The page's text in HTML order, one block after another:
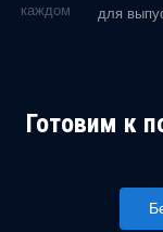
в каждом
для
Готовим к